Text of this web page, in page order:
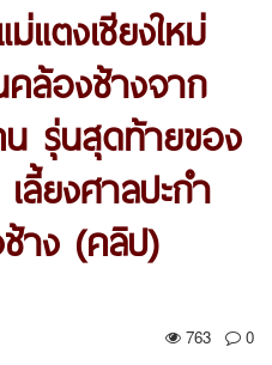
แตงเชียงใหม่
ล้องช้างจาก
รุ่นสุดท้ายของ
ยงศาลปะกำ
าง (คลิป)
763
0